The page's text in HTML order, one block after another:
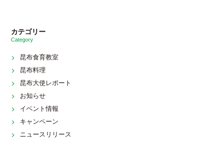
カテゴリー
Category
昆布食育教室
昆布料理
昆布大使レポート
お知らせ
イベント情報
キャンペーン
ニュースリリース